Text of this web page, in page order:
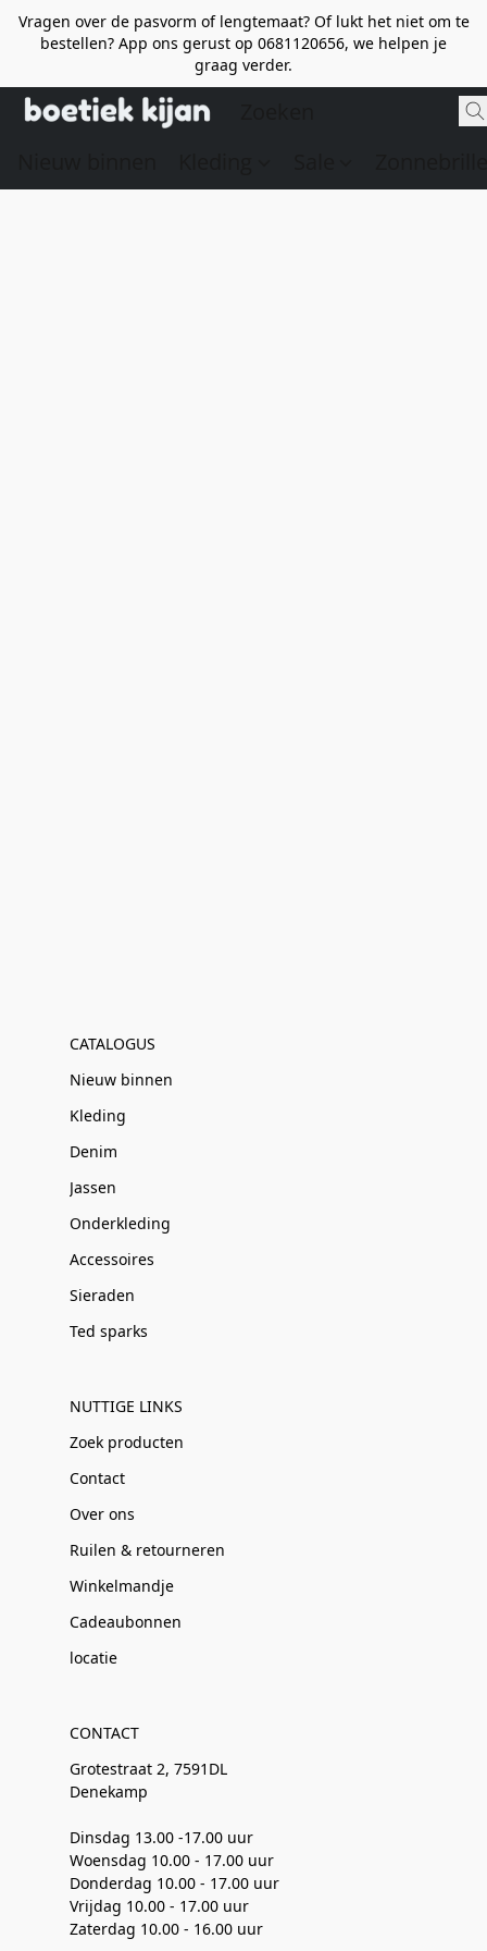
Vragen over de pasvorm of lengtemaat? Of lukt het niet om te
bestellen? App ons gerust op 0681120656, we helpen je
graag verder.
CATALOGUS
Nieuw binnen
Kleding
Denim
Jassen
Onderkleding
Accessoires
Sieraden
Ted sparks
NUTTIGE LINKS
Zoek producten
Contact
Over ons
Ruilen & retourneren
Winkelmandje
Cadeaubonnen
locatie
CONTACT
Grotestraat 2, 7591DL
Denekamp
Dinsdag 13.00 -17.00 uur
Woensdag 10.00 - 17.00 uur
Donderdag 10.00 - 17.00 uur
Vrijdag 10.00 - 17.00 uur
Zaterdag 10.00 - 16.00 uur